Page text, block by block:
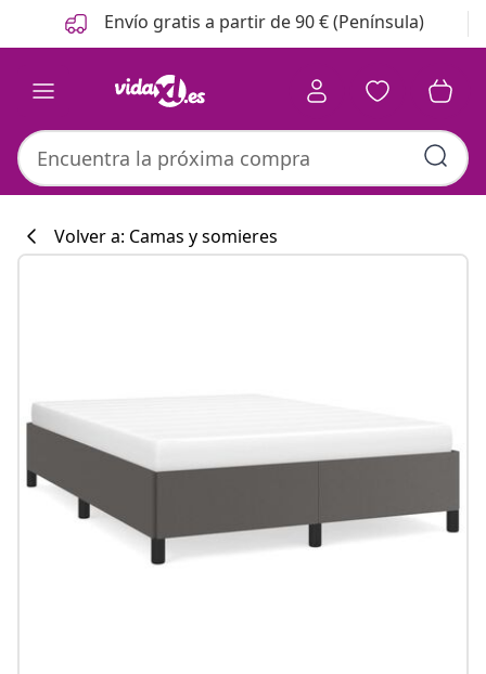
Anterior
Siguiente Envío gratis a partir de 90 € (Península)
Volver a: Camas y somieres